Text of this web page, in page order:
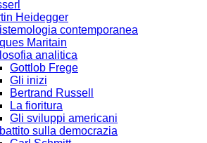
Heidegger
contemporanea
Maritain
analitica
Gottlob Frege
Gli inizi
Bertrand Russell
La fioritura
Gli sviluppi americani
sulla democrazia